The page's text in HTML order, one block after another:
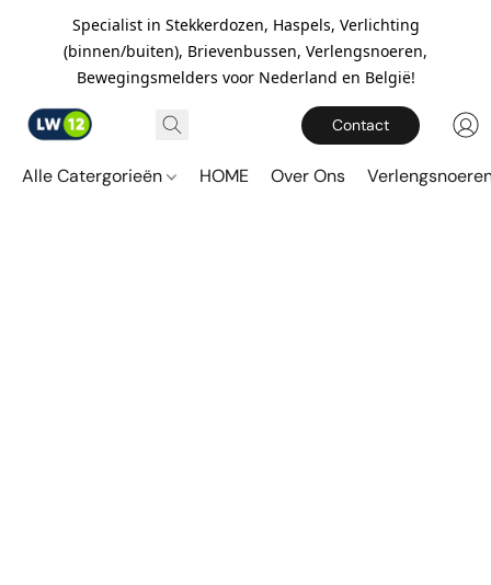
Specialist in Stekkerdozen, Haspels, Verlichting
(binnen/buiten), Brievenbussen, Verlengsnoeren,
Bewegingsmelders voor Nederland en België!
Contact
Alle Catergorieën HOME Over Ons